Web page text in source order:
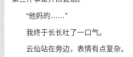
“他妈的……”
我终于长长吐了一口气。
云仙站在旁边，表情有点复杂。